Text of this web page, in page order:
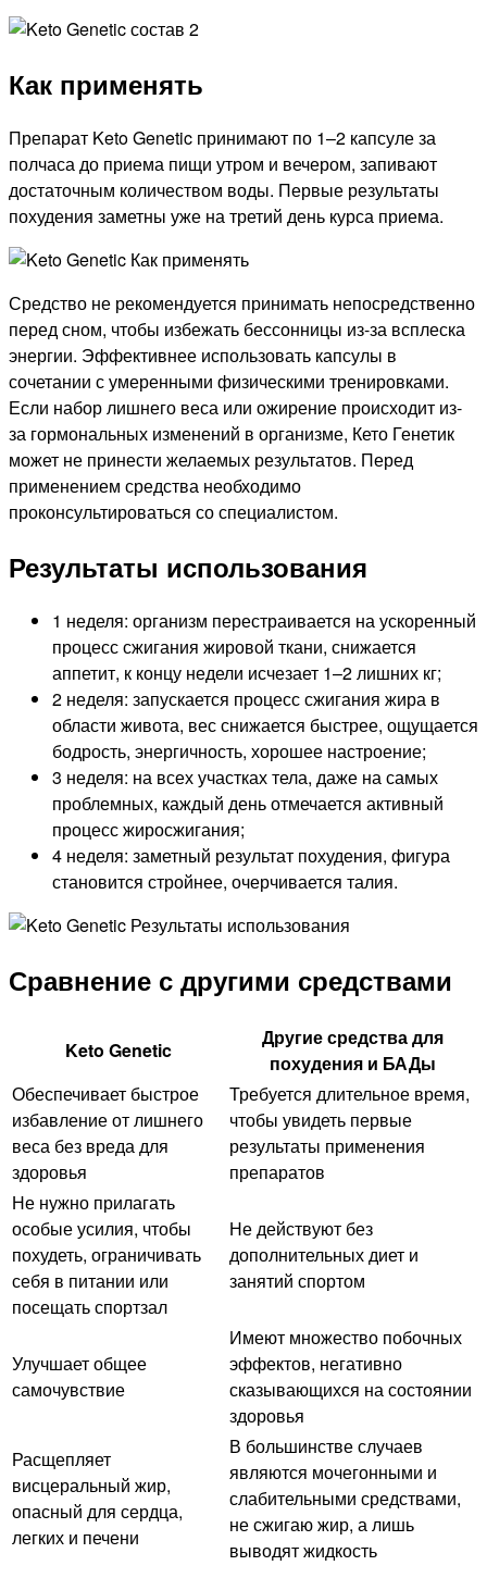
Как применять
Препарат Keto Genetic принимают по 1–2 капсуле за
полчаса до приема пищи утром и вечером, запивают
достаточным количеством воды. Первые результаты
похудения заметны уже на третий день курса приема.
Средство не рекомендуется принимать непосредственно
перед сном, чтобы избежать бессонницы из-за всплеска
энергии. Эффективнее использовать капсулы в
сочетании с умеренными физическими тренировками.
Если набор лишнего веса или ожирение происходит из-
за гормональных изменений в организме, Кето Генетик
может не принести желаемых результатов. Перед
применением средства необходимо
проконсультироваться со специалистом.
Результаты использования
1 неделя: организм перестраивается на ускоренный
процесс сжигания жировой ткани, снижается
аппетит, к концу недели исчезает 1–2 лишних кг;
2 неделя: запускается процесс сжигания жира в
области живота, вес снижается быстрее, ощущается
бодрость, энергичность, хорошее настроение;
3 неделя: на всех участках тела, даже на самых
проблемных, каждый день отмечается активный
процесс жиросжигания;
4 неделя: заметный результат похудения, фигура
становится стройнее, очерчивается талия.
Сравнение с другими средствами
Keto Genetic
Другие средства для
похудения и БАДы
Обеспечивает быстрое
избавление от лишнего
веса без вреда для
здоровья
Требуется длительное время,
чтобы увидеть первые
результаты применения
препаратов
Не нужно прилагать
особые усилия, чтобы
похудеть, ограничивать
себя в питании или
посещать спортзал
Не действуют без
дополнительных диет и
занятий спортом
Улучшает общее
самочувствие
Имеют множество побочных
эффектов, негативно
сказывающихся на состоянии
здоровья
Расщепляет
висцеральный жир,
опасный для сердца,
легких и печени
В большинстве случаев
являются мочегонными и
слабительными средствами,
не сжигаю жир, а лишь
выводят жидкость